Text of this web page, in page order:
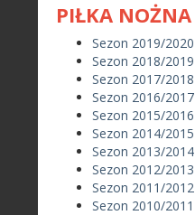
PIŁKA NOŻNA
Sezon 2019/2020
Sezon 2018/2019
Sezon 2017/2018
Sezon 2016/2017
Sezon 2015/2016
Sezon 2014/2015
Sezon 2013/2014
Sezon 2012/2013
Sezon 2011/2012
Sezon 2010/2011